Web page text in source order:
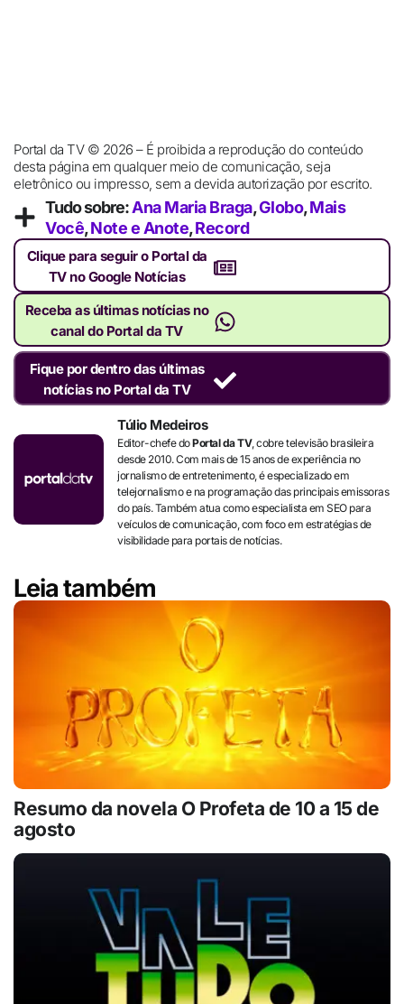
Portal da TV © 2026 – É proibida a reprodução do conteúdo
desta página em qualquer meio de comunicação, seja
eletrônico ou impresso, sem a devida autorização por escrito.
Tudo sobre:Ana Maria Braga,Globo,Mais
Você,Note e Anote,Record
Clique para seguir o Portal da
TV no Google Notícias
Receba as últimas notícias no
canal do Portal da TV
Fique por dentro das últimas
notícias no Portal da TV
Túlio Medeiros
Editor-chefe doPortal da TV, cobre televisão brasileira
desde 2010. Com mais de 15 anos de experiência no
jornalismo de entretenimento, é especializado em
telejornalismo e na programação das principais emissoras
do país. Também atua como especialista em SEO para
veículos de comunicação, com foco em estratégias de
visibilidade para portais de notícias.
Leia também
Resumo da novela O Profeta de 10 a 15 de
agosto